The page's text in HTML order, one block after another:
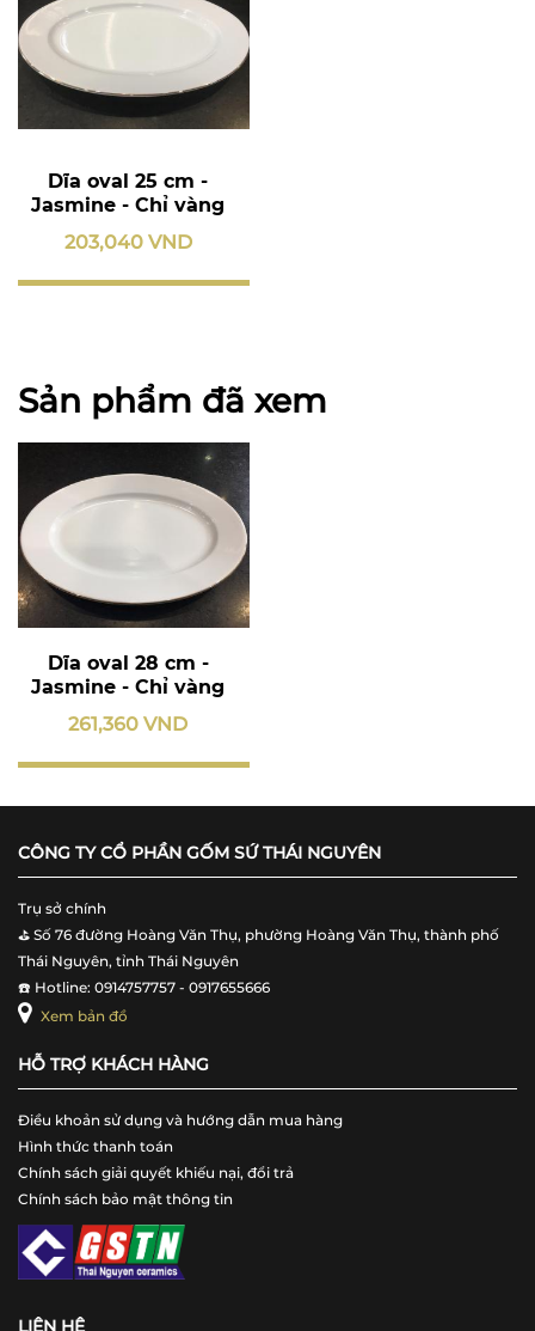
Dĩa oval 25 cm -
Jasmine - Chỉ vàng
203,040 VND
Sản phẩm đã xem
Dĩa oval 28 cm -
Jasmine - Chỉ vàng
261,360 VND
CÔNG TY CỔ PHẦN GỐM SỨ THÁI NGUYÊN
Trụ sở chính
⛳️ Số 76 đường Hoàng Văn Thụ, phường Hoàng Văn Thụ, thành phố
Thái Nguyên, tỉnh Thái Nguyên
☎️ Hotline: 0914757757 - 0917655666
Xem bản đồ
HỖ TRỢ KHÁCH HÀNG
Điều khoản sử dụng và hướng dẫn mua hàng
Hình thức thanh toán
Chính sách giải quyết khiếu nại, đổi trả
Chính sách bảo mật thông tin
LIÊN HỆ